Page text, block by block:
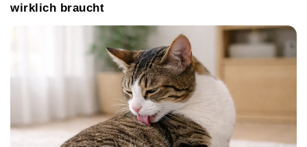
wirklich braucht